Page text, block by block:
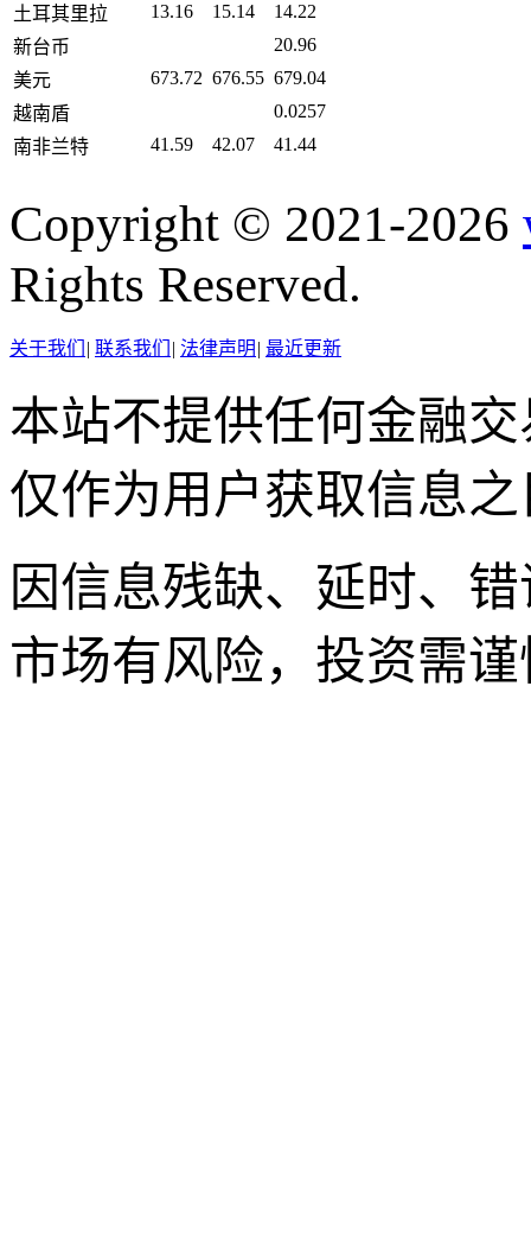
土耳其里拉
13.16 15.14
14.22
新台币
20.96
美元
673.72 676.55 679.04
越南盾
0.0257
南非兰特
41.59 42.07 41.44
Copyright © 2021-2026
Rights Reserved.
关于我们 | 联系我们 | 法律声明 | 最近更新
本站不提供任何金融
仅作为用户获取信息
因信息残缺、延时、
市场有风险，投资需